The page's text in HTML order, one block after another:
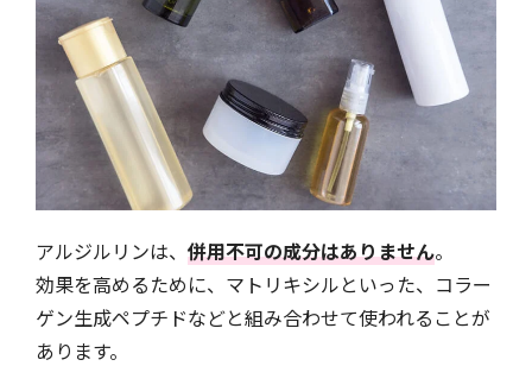
アルジルリンは、 併用不可の成分はありません。
効果を高めるために、マトリキシルといった、コラー
ゲン生成ペプチドなどと組み合わせて使われることが
あります。